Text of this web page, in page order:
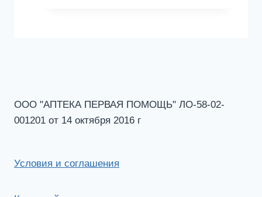
ООО "АПТЕКА ПЕРВАЯ ПОМОЩЬ" ЛО-58-02-
001201 от 14 октября 2016 г
Условия и соглашения